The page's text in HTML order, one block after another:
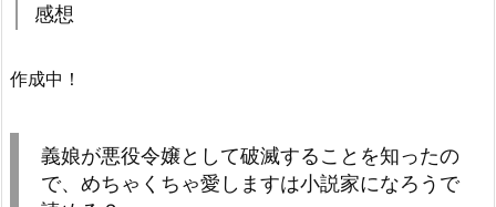
感想
作成中！
義娘が悪役令嬢として破滅することを知ったの
で、めちゃくちゃ愛しますは小説家になろうで